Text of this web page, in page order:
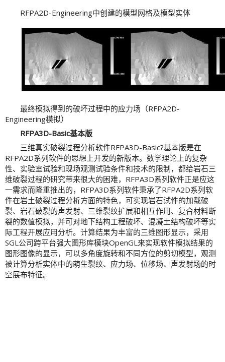
RFPA2D-Engineering中创建的模型网格及模型实体
最终模拟得到的破坏过程中的应力场（RFPA2D-
Engineering模拟）
RFPA3D-Basic基本版
三维真实破裂过程分析软件RFPA3D-Basic?基本版是在
RFPA2D系列软件的思想上开发的新版本。数学理论上的复杂
性、实验室试验和现场观测试验条件和技术的限制，都给岩石三
维破裂过程的研究带来很大的困难，RFPA3D系列软件正是应这
一需求而隆重推出的，RFPA3D系列软件秉承了RFPA2D系列软
件在岩土破裂过程分析方面的特色，可实现岩石试件的加载破
裂、岩石破裂的声发射、三维裂纹扩展和相互作用、复合材料断
裂的数值模拟，并可对地下结构工程破坏、混凝土结构破坏等实
际工程开展应用分析。计算结果为丰富的三维图形显示，采用
SGL公司跨平台强大图形库模块OpenGL来实现软件模拟结果的
图形图像的显示，可以多角度旋转和不同方位的剪切模型，观测
被计算分析实体中的萌生裂纹、应力场、位移场、声发射场的时
空展布特征。